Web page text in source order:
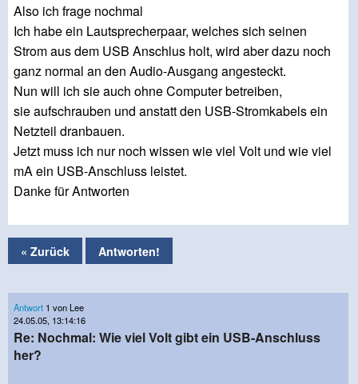
Also ich frage nochmal
Ich habe ein Lautsprecherpaar, welches sich seinen
Strom aus dem USB Anschlus holt, wird aber dazu noch
ganz normal an den Audio-Ausgang angesteckt.
Nun will ich sie auch ohne Computer betreiben,
sie aufschrauben und anstatt den USB-Stromkabels ein
Netzteil dranbauen.
Jetzt muss ich nur noch wissen wie viel Volt und wie viel
mA ein USB-Anschluss leistet.
Danke für Antworten
« Zurück Antworten!
Antwort 1 von Lee
24.05.05, 13:14:16
Re: Nochmal: Wie viel Volt gibt ein USB-Anschluss
her?